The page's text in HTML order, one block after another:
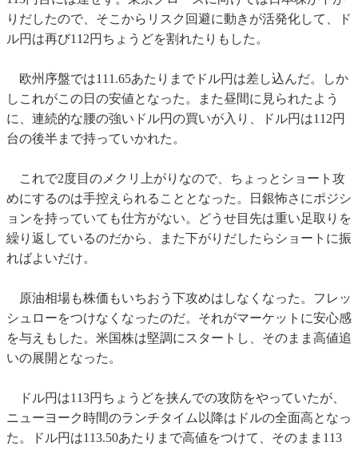
りだしたので、そこからリスク回避に動きが活発化して、ド
ル円は再び112円ちょうどを割れたりもした。
欧州序盤では111.65あたりまでドル円は差し込んだ。しか
しこれがこの日の安値となった。また昼間に見られたよう
に、連続的な腰の強いドル円の買いが入り、ドル円は112円
台の後半まで持っていかれた。
これで2度目のメクリ上がりなので、ちょっとショート攻
めにするのは手控えられることとなった。日銀怖さにポジシ
ョンを持っていても仕方がない。どうせ目先は重い足取りを
繰り返しているのだから、また下がりだしたらショートに振
ればよいだけ。
原油相場も株価もいちおう下攻めはしなくなった。フレッ
シュローをつけなくなったのだ。それがマーケットに安心感
を与えもした。米国株は堅調にスタートし、そのまま高値追
いの展開となった。
ドル円は113円ちょうどを挟んでの攻防をやっていたが、
ニューヨーク時間のランチタイム以降はドルの全面高となっ
た。ドル円は113.50あたりまで高値をつけて、そのまま113